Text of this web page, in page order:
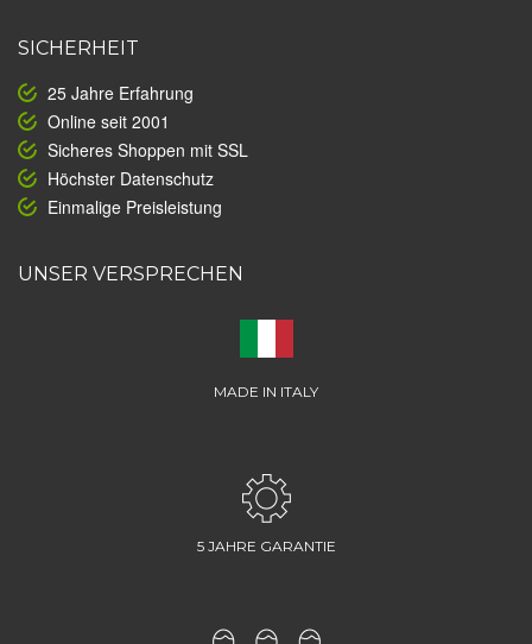
SICHERHEIT
25 Jahre Erfahrung
Online seit 2001
Sicheres Shoppen mit SSL
Höchster Datenschutz
Einmalige Preisleistung
UNSER VERSPRECHEN
MADE IN ITALY
5 JAHRE GARANTIE